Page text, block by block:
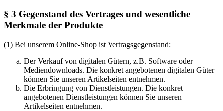
§ 3 Gegenstand des Vertrages und wesentliche
Merkmale der Produkte
(1) Bei unserem Online-Shop ist Vertragsgegenstand:
Der Verkauf von digitalen Gütern, z.B. Software oder
Mediendownloads. Die konkret angebotenen digitalen Güter
können Sie unseren Artikelseiten entnehmen.
Die Erbringung von Dienstleistungen. Die konkret
angebotenen Dienstleistungen können Sie unseren
Artikelseiten entnehmen.